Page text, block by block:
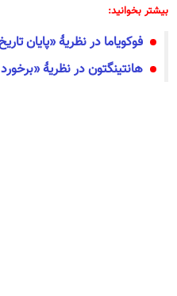
بیشتر بخوانید:
فوکویاما در نظریۀ «پایان
هانتینگتون در نظریۀ